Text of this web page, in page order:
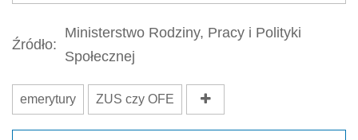
Źródło:
Ministerstwo Rodziny, Pracy i Polityki
Społecznej
emerytury ZUS czy OFE